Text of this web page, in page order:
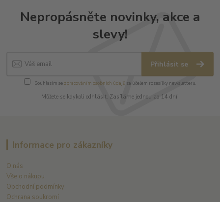
Nepropásněte novinky, akce a
slevy!
Přihlásit se
Souhlasím se zpracováním osobních údajůza účelem rozesílky newsletteru.
Můžete se kdykoli odhlásit. Zasíláme jednou za 14 dní.
Informace pro zákazníky
O nás
Vše o nákupu
Obchodní podmínky
Ochrana soukromí